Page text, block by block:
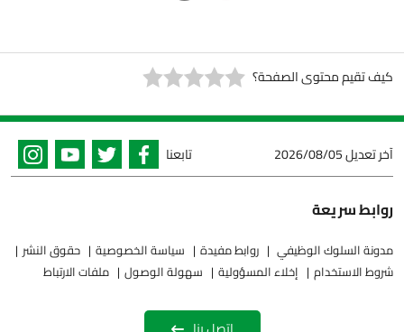
كيف تقيم محتوى الصفحة؟
آخر تعديل2026/08/05 تابعنا
روابط سريعة
مدونة السلوك الوظيفي روابط مفيدة سياسة الخصوصية
حقوق النشر
شروط الاستخدام
إخلاء المسؤولية سهولة الوصول ملفات الارتباط